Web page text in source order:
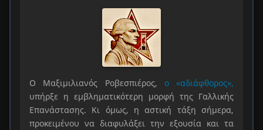
Ο Μαξιμιλιανός Ροβεσπιέρος, ο «αδιάφθορος»,
υπήρξε η εμβληματικότερη μορφή της Γαλλικής
Επανάστασης. Κι όμως, η αστική τάξη σήμερα,
προκειμένου να διαφυλάξει την εξουσία και τα